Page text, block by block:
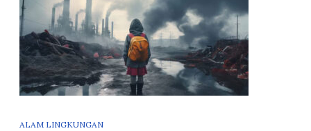
ALAM LINGKUNGAN